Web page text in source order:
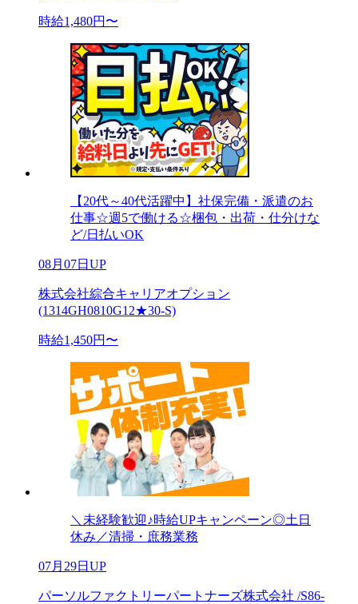
時給1,480円〜
【20代～40代活躍中】社保完備・派遣のお
仕事☆週5で働ける☆梱包・出荷・仕分けな
ど/日払いOK
08月07日UP
株式会社綜合キャリアオプション
(1314GH0810G12★30-S)
時給1,450円〜
＼未経験歓迎♪時給UPキャンペーン◎土日
休み／清掃・庶務業務
07月29日UP
パーソルファクトリーパートナーズ株式会社 /S86-